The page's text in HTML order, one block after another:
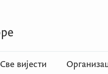
Све вијести